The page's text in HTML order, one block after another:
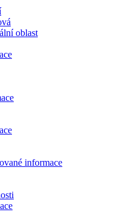
oblast
informace